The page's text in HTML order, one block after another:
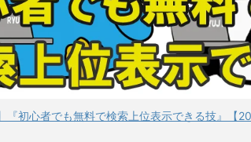
『初心者でも無料で検索上位表示できる技』【